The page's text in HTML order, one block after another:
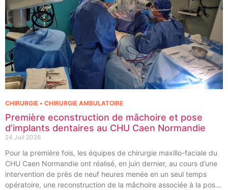
Première econstruction de mâchoire et pose
d’implants dentaires au CHU Caen Normandie
24 Juil 2026
CHIRURGIE • CHIRURGIE AMBULATOIRE
Pour la première fois, les équipes de chirurgie maxillo-faciale du
CHU Caen Normandie ont réalisé, en juin dernier, au cours d’une
intervention de près de neuf heures menée en un seul temps
opératoire, une reconstruction de la mâchoire associée à la pose